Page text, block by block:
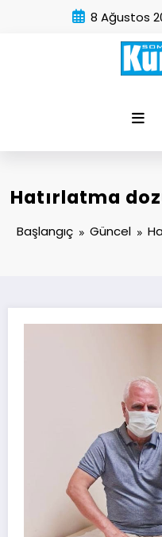
8 Ağustos
Hatırlatma
Başlangıç Güncel